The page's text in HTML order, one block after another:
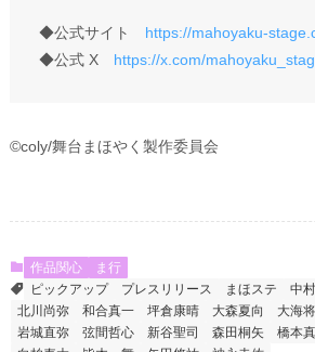
◆公式サイト
https://mahoyaku-
◆公式 X https://x.com/
©coly/舞台まほやく製作委員会
作品関心
ま行
ピックアップ
プレスリリース まほステ 中
北川尚弥
和合真一 坪倉康晴 大森夏向 大海
岩城直弥
弦間哲心 新谷聖司 森田桐矢 橋本